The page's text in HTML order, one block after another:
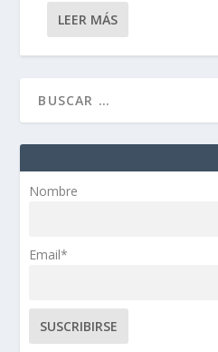
LEER MÁS
Nombre
Email*